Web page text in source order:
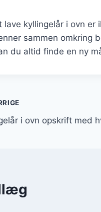
lave kyllingelår i ovn er
sammen omkring
du altid finde en ny
i ovn opskrift med